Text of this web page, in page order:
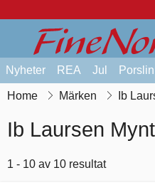
Nyheter REA Jul
Home Märken Ib
Ib Laursen
1 - 10 av 10 resultat